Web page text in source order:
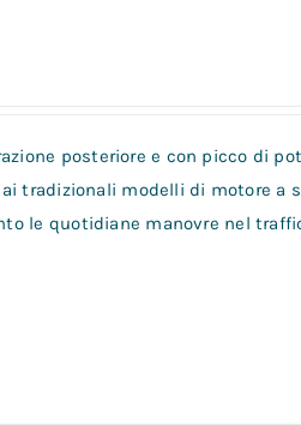
posteriore e con picco di
tradizionali modelli di motore a
le quotidiane manovre nel